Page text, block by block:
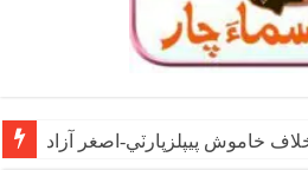
خاموش پيپلزپارٽي-اصغر آزاد